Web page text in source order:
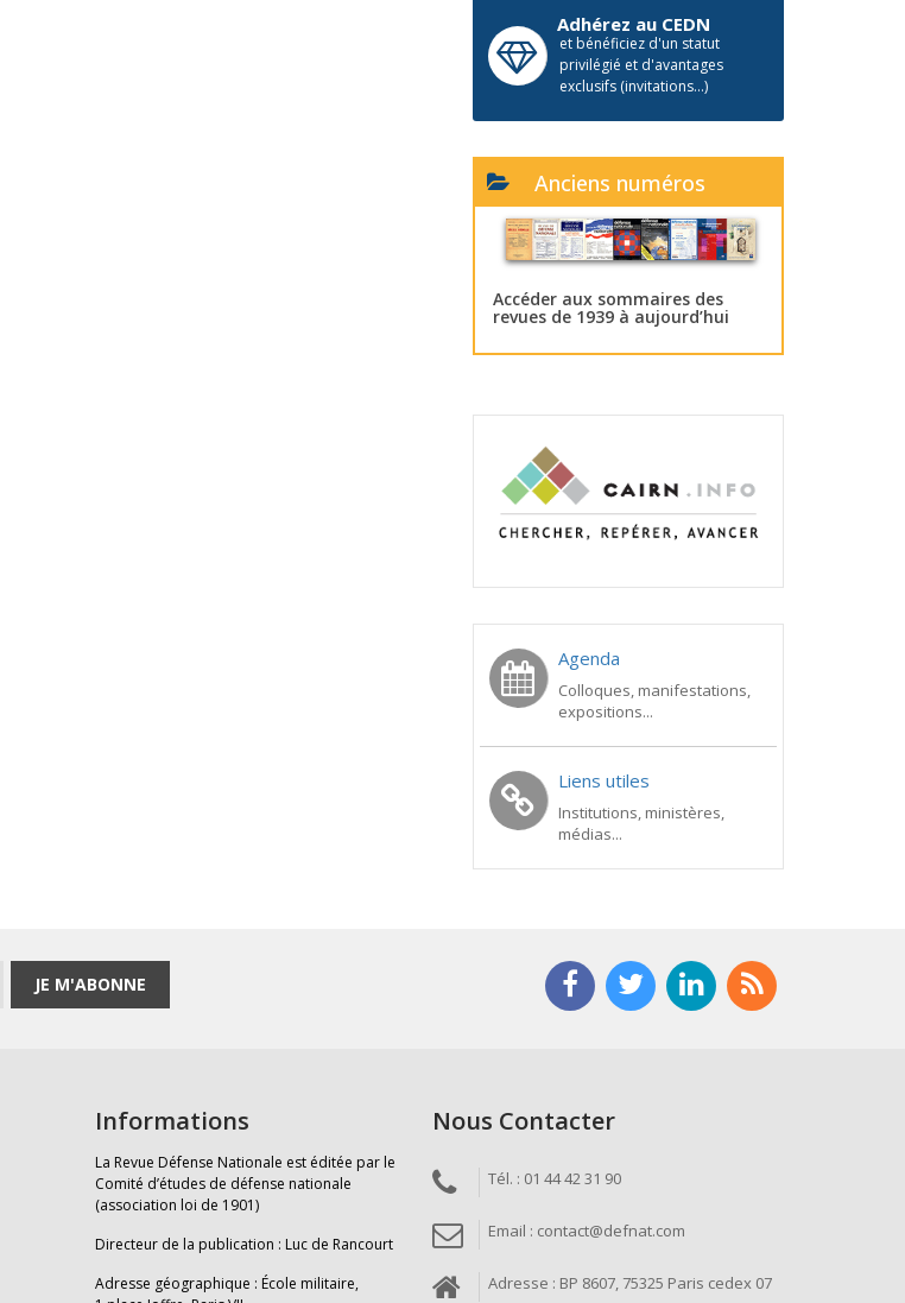
Adhérez au CEDN
et bénéficiez d'un statut
privilégié et d'avantages
exclusifs (invitations...)
Anciens numéros
Accéder aux sommaires des
revues de 1939 à aujourd’hui
Agenda
Colloques, manifestations,
expositions...
Liens utiles
Institutions, ministères,
médias...
JE M'ABONNE
Informations
La Revue Défense Nationale est éditée par le
Comité d’études de défense nationale
(association loi de 1901)
Directeur de la publication : Luc de Rancourt
Adresse géographique : École militaire,
Nous Contacter
Tél. : 01 44 42 31 90
Email : contact@defnat.com
Adresse : BP 8607, 75325 Paris cedex 07